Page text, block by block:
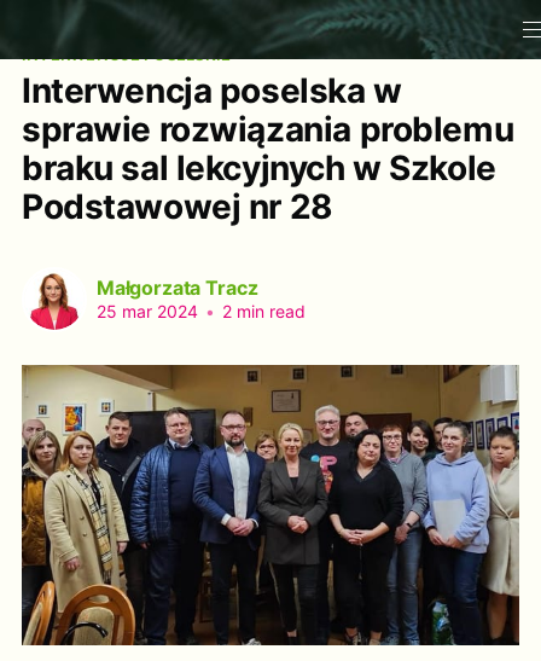
Interwencja poselska w
sprawie rozwiązania problemu
braku sal lekcyjnych w Szkole
Podstawowej nr 28
Małgorzata Tracz
25 mar 2024 • 2 min read